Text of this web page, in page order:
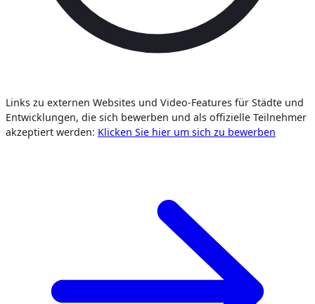
Links zu externen Websites und Video-Features für Städte und
Entwicklungen, die sich bewerben und als offizielle Teilnehmer
akzeptiert werden: Klicken Sie hier um sich zu bewerben